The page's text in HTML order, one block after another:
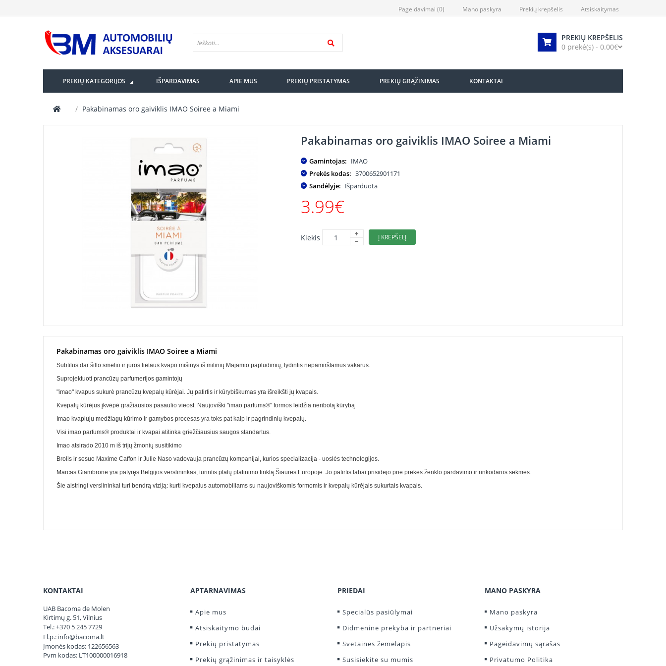
Pageidavimai (0) Mano paskyra Prekių krepšelis Atsiskaitymas
PREKIŲ KREPŠELIS
0 prekė(s) - 0.00€
PREKIŲ KATEGORIJOS IŠPARDAVIMAS APIE MUS PREKIŲ PRISTATYMAS PREKIŲ GRĄŽINIMAS KONTAKTAI
Pakabinamas oro gaiviklis IMAO Soiree a Miami
Pakabinamas oro gaiviklis IMAO Soiree a Miami
Gamintojas: IMAO
Prekės kodas: 3700652901171
Sandėlyje: Išparduota
3.99€
Kiekis Į KREPŠELĮ
Pakabinamas oro gaiviklis IMAO Soiree a Miami
Subtilus dar šilto smėlio ir jūros lietaus kvapo mišinys iš mitinių Majamio paplūdimių, lydintis nepamirštamus vakarus.
Suprojektuoti prancūzų parfumerijos gamintojų
"imao" kvapus sukurė prancūzų kvepalų kūrėjai. Jų patirtis ir kūrybiškumas yra išreikšti jų kvapais.
Kvepalų kūrėjus įkvėpė gražiausios pasaulio vieost. Naujoviški "imao parfums®" formos leidžia neribotą kūrybą
Imao kvapiųjų medžiagų kūrimo ir gamybos procesas yra toks pat kaip ir pagrindinių kvepalų.
Visi imao parfums® produktai ir kvapai atitinka griežčiausius saugos standartus.
Imao atsirado 2010 m iš trijų žmonių susitikimo
Brolis ir sesuo Maxime Caffon ir Julie Naso vadovauja prancūzų kompanijai, kurios specializacija - uoslės technologijos.
Marcas Giambrone yra patyręs Belgijos verslininkas, turintis platų platinimo tinklą Šiaurės Europoje. Jo patirtis labai prisidėjo prie prekės ženklo pardavimo ir rinkodaros sėkmės.
Šie aistringi verslininkai turi bendrą viziją: kurti kvepalus automobiliams su naujoviškomis formomis ir kvepalų kūrėjais sukurtais kvapais.
KONTAKTAI
UAB Bacoma de Molen
Kirtimų g. 51, Vilnius
Tel.:+370 5 245 7729
El.p.: info@bacoma.lt
Įmonės kodas: 122656563
Pvm kodas: LT100000016918
APTARNAVIMAS
Apie mus
Atsiskaitymo budai
Prekių pristatymas
Prekių grąžinimas ir taisyklės
PRIEDAI
Specialūs pasiūlymai
Didmeninė prekyba ir partneriai
Svetainės žemėlapis
Susisiekite su mumis
MANO PASKYRA
Mano paskyra
Užsakymų istorija
Pageidavimų sąrašas
Privatumo Politika